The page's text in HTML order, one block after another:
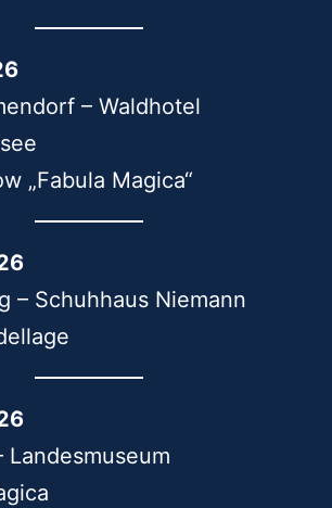
– Waldhotel
„Fabula Magica“
– Schuhhaus Niemann
Landesmuseum